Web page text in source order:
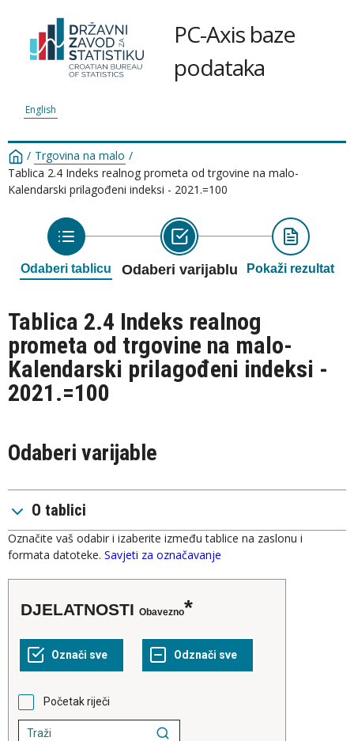
PC-Axis baze
podataka
English
/ Trgovina na malo /
Tablica 2.4 Indeks realnog prometa od trgovine na malo-
Kalendarski prilagođeni indeksi - 2021.=100
Odaberi tablicu Odaberi varijablu Pokaži rezultat
Tablica 2.4 Indeks realnog
prometa od trgovine na malo-
Kalendarski prilagođeni indeksi -
2021.=100
Odaberi varijable
O tablici
Označite vaš odabir i izaberite između tablice na zaslonu i
formata datoteke. Savjeti za označavanje
DJELATNOSTI Obavezno
Početak riječi